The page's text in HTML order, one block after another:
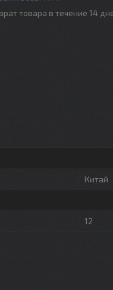
товара в течение 14
Китай
12